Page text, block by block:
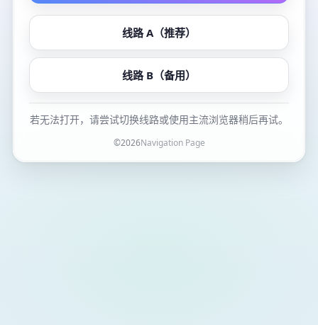
线路 A（推荐）
线路 B（备用）
若无法打开，请尝试切换线路或使用主流浏览器稍后再试。
©2026Navigation Page